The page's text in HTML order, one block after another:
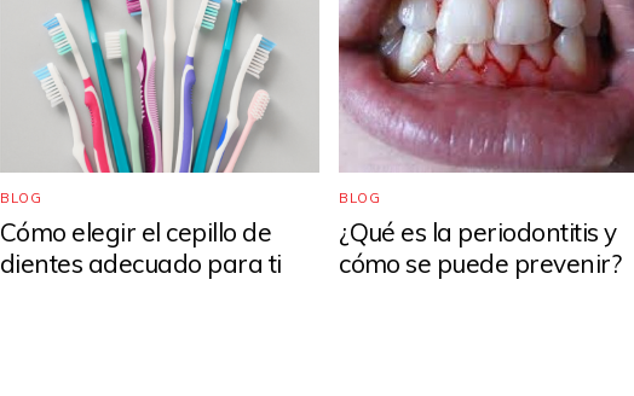
BLOG
Cómo elegir el cepillo de
dientes adecuado para ti
BLOG
¿Qué es la periodontitis y
cómo se puede prevenir?